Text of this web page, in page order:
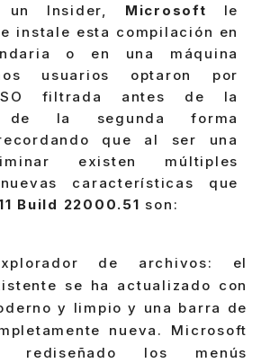
Insider, Microsoft le
instale esta compilación en
o en una máquina
usuarios optaron por
filtrada antes de la
de la segunda forma
que al ser una
existen múltiples
características que
Build 22000.51 son:
de archivos: el
se ha actualizado con
y limpio y una barra de
nueva. Microsoft
rediseñado los menús